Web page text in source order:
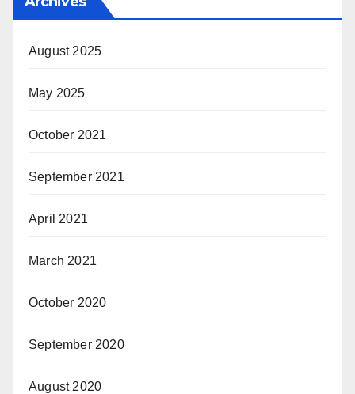
August 2025
May 2025
October 2021
September 2021
April 2021
March 2021
October 2020
September 2020
August 2020